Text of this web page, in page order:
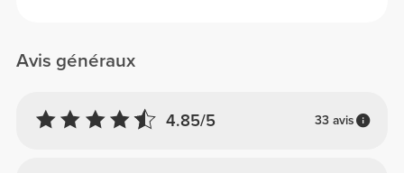
Avis généraux
4.85/5 33 avis